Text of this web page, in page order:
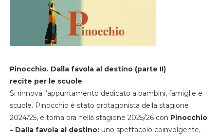
Pinocchio. Dalla favola al destino (parte II)
recite per le scuole
Si rinnova l’appuntamento dedicato a bambini, famiglie e
scuole. Pinocchio è stato protagonista della stagione
2024/25, e torna ora nella stagione 2025/26 con Pinocchio
– Dalla favola al destino: uno spettacolo coinvolgente,